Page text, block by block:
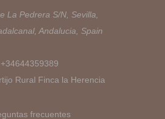
La Pedrera S/N, Sevilla,
Andalucia, Spain
+34644359389
Rural Finca la Herencia
frecuentes